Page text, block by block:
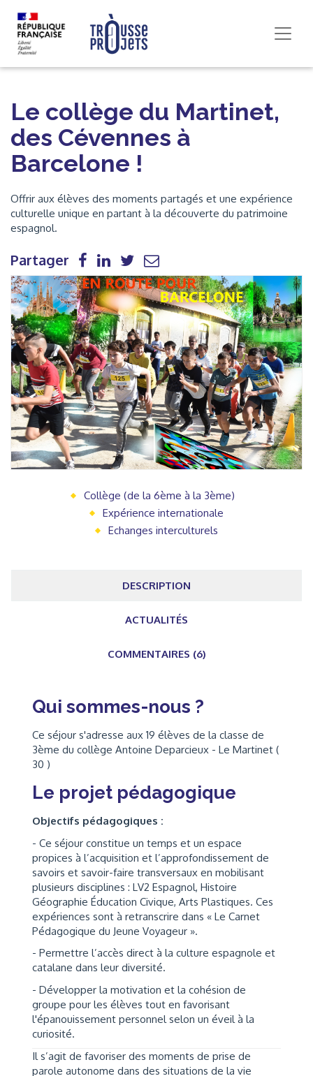
Le collège du Martinet,
des Cévennes à
Barcelone !
Offrir aux élèves des moments partagés et une expérience
culturelle unique en partant à la découverte du patrimoine
espagnol.
Partager
Collège (de la 6ème à la 3ème)
Expérience internationale
Echanges interculturels
DESCRIPTION
ACTUALITÉS
COMMENTAIRES (6)
Qui sommes-nous ?
Ce séjour s'adresse aux 19 élèves de la classe de
3ème du collège Antoine Deparcieux - Le Martinet (
30 )
Le projet pédagogique
Objectifs pédagogiques :
- Ce séjour constitue un temps et un espace
propices à l’acquisition et l’approfondissement de
savoirs et savoir-faire transversaux en mobilisant
plusieurs disciplines : LV2 Espagnol, Histoire
Géographie Éducation Civique, Arts Plastiques. Ces
expériences sont à retranscrire dans « Le Carnet
Pédagogique du Jeune Voyageur ».
- Permettre l’accès direct à la culture espagnole et
catalane dans leur diversité.
- Développer la motivation et la cohésion de
groupe pour les élèves tout en favorisant
l'épanouissement personnel selon un éveil à la
curiosité.
Il s’agit de favoriser des moments de prise de
parole autonome dans des situations de la vie